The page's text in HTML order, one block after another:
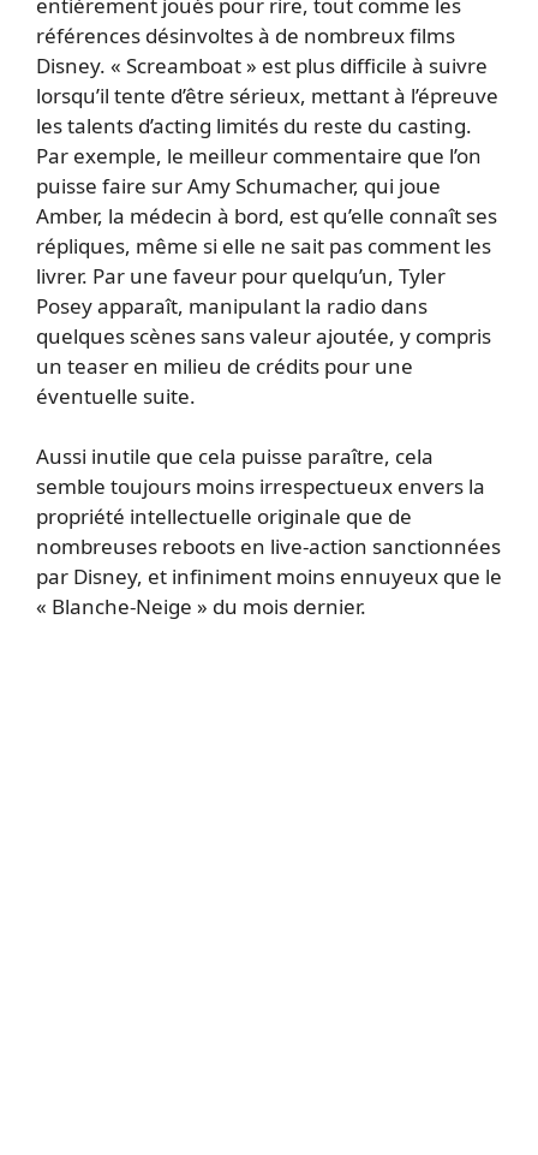
références désinvoltes à de nombreux films
Disney. « Screamboat » est plus difficile à suivre
lorsqu’il tente d’être sérieux, mettant à l’épreuve
les talents d’acting limités du reste du casting.
Par exemple, le meilleur commentaire que l’on
puisse faire sur Amy Schumacher, qui joue
Amber, la médecin à bord, est qu’elle connaît ses
répliques, même si elle ne sait pas comment les
livrer. Par une faveur pour quelqu’un, Tyler
Posey apparaît, manipulant la radio dans
quelques scènes sans valeur ajoutée, y compris
un teaser en milieu de crédits pour une
éventuelle suite.
Aussi inutile que cela puisse paraître, cela
semble toujours moins irrespectueux envers la
propriété intellectuelle originale que de
nombreuses reboots en live-action sanctionnées
par Disney, et infiniment moins ennuyeux que le
« Blanche-Neige » du mois dernier.